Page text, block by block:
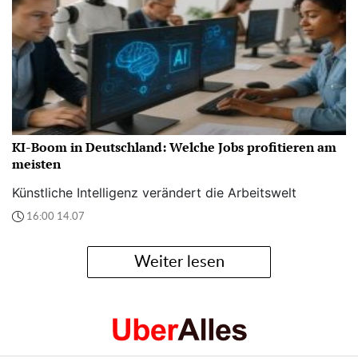
KI-Boom in Deutschland: Welche Jobs profitieren am
meisten
Künstliche Intelligenz verändert die Arbeitswelt
16:00 14.07
Weiter lesen